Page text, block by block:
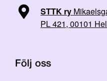
STTK ry
PL 421, 00101
Följ oss